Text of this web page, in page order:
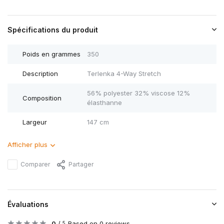
Spécifications du produit
Poids en grammes 350
Description Terlenka 4-Way Stretch
Composition
56% polyester 32% viscose 12%
élasthanne
Largeur 147 cm
Afficher plus
Comparer Partager
Évaluations